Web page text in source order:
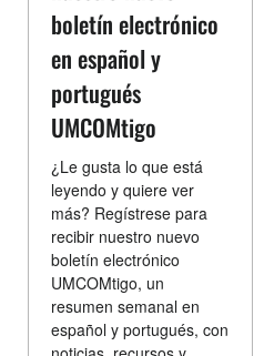
boletín electrónico
en español y
portugués
UMCOMtigo
¿Le gusta lo que está
leyendo y quiere ver
más? Regístrese para
recibir nuestro nuevo
boletín electrónico
UMCOMtigo, un
resumen semanal en
español y portugués, con